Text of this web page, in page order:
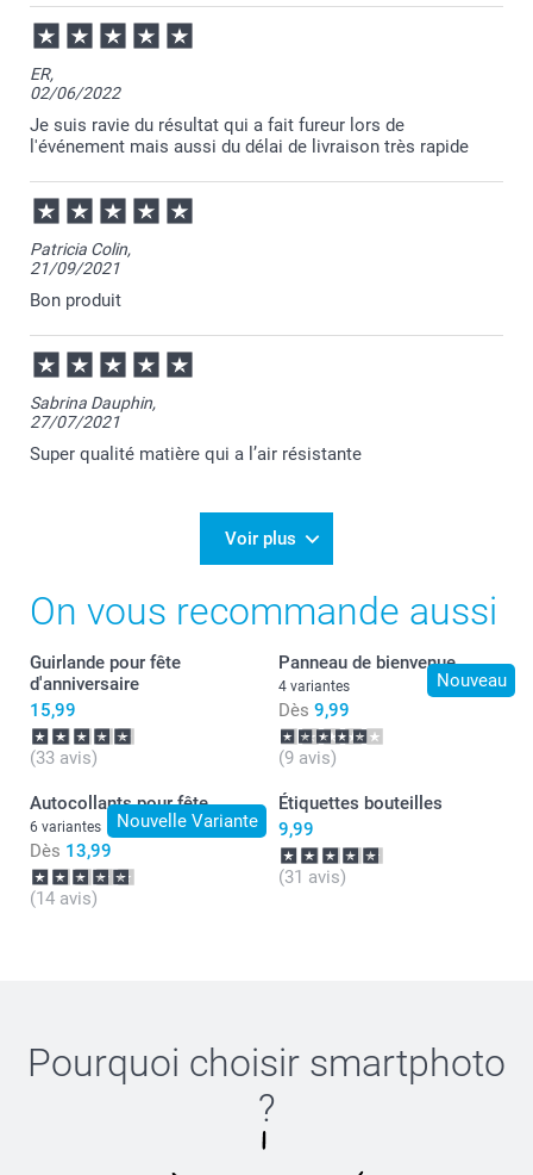
ER,
02/06/2022
Je suis ravie du résultat qui a fait fureur lors de
l'événement mais aussi du délai de livraison très rapide
Patricia Colin,
21/09/2021
Bon produit
Sabrina Dauphin,
27/07/2021
Super qualité matière qui a l’air résistante
Voir plus
On vous recommande aussi
Guirlande pour fête
d'anniversaire
15,99
(33 avis)
Nouveau
Panneau de bienvenue
4 variantes
Dès 9,99
(9 avis)
Nouvelle Variante
Autocollants pour fête
6 variantes
Dès 13,99
(14 avis)
Étiquettes bouteilles
9,99
(31 avis)
Pourquoi choisir smartphoto
?